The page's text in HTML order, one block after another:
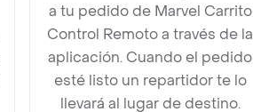
a tu pedido de Marvel Carrito
Control Remoto a través de la
aplicación. Cuando el pedido
esté listo un repartidor te lo
llevará al lugar de destino.